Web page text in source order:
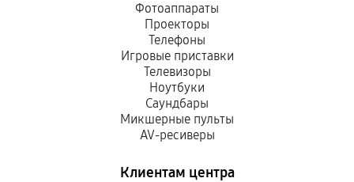
Фотоаппараты
Проекторы
Телефоны
Игровые приставки
Телевизоры
Ноутбуки
Саундбары
Микшерные пульты
AV-ресиверы
Клиентам центра